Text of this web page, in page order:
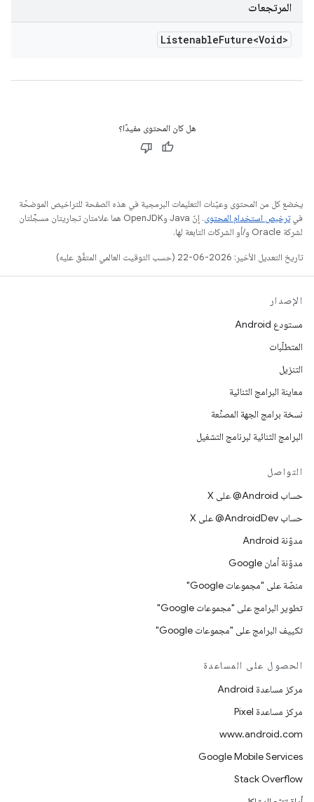
المرتجعات
ListenableFuture<Void>
هل كان المحتوى مفيدًا؟
يخضع كل من المحتوى وعيّنات التعليمات البرمجية في هذه الصفحة للتراخيص الموضحّة
فيترخيص استخدام المحتوى
. إنّ Java وOpenJDK هما علامتان تجاريتان مسجَّلتان
لشركة Oracle و/أو الشركات التابعة لها.
تاريخ التعديل الأخير: 2026-06-22 (حسب التوقيت العالمي المتفَّق عليه)
الإصدار
مستودع Android
المتطلّبات
التنزيل
معاينة البرامج الثنائية
نسخة برامج الجهة المصنِّعة
البرامج الثنائية لبرنامج التشغيل
التواصل
حساب ‎@Android على X
حساب ‎@AndroidDev على X
مدوّنة Android
مدوّنة أمان Google
منصّة على "مجموعات Google"
تطوير البرامج على "مجموعات Google"
تكييف البرامج على "مجموعات Google"
الحصول على المساعدة
مركز مساعدة Android
مركز مساعدة Pixel
www.android.com
Google Mobile Services
Stack Overflow